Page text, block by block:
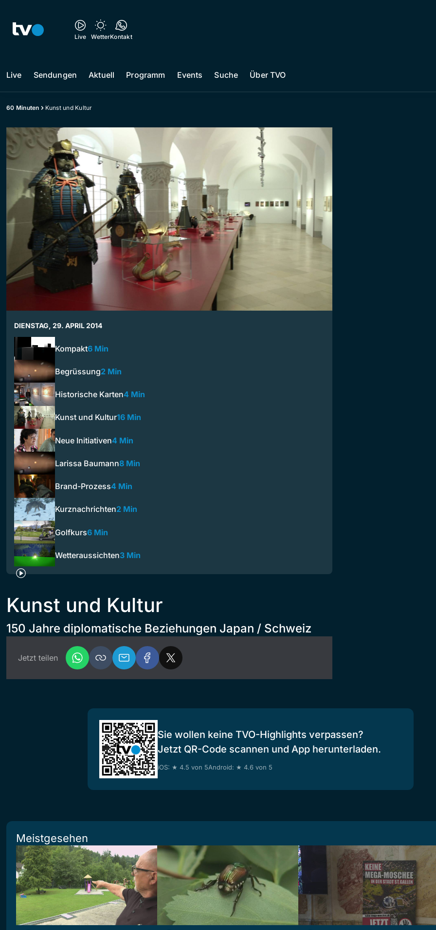
Live WetterKontakt
Live Sendungen Aktuell Programm Events Suche Über TVO
60 Minuten Kunst und Kultur
DIENSTAG, 29. APRIL 2014
Kompakt6 Min
Begrüssung2 Min
Historische Karten4 Min
Kunst und Kultur16 Min
Neue Initiativen4 Min
Larissa Baumann8 Min
Brand-Prozess4 Min
Kurznachrichten2 Min
Golfkurs6 Min
Wetteraussichten3 Min
Kunst und Kultur
150 Jahre diplomatische Beziehungen Japan / Schweiz
Jetzt teilen
Sie wollen keine TVO-Highlights verpassen?
Jetzt QR-Code scannen und App herunterladen.
iOS: ★ 4.5 von 5Android: ★ 4.6 von 5
Meistgesehen